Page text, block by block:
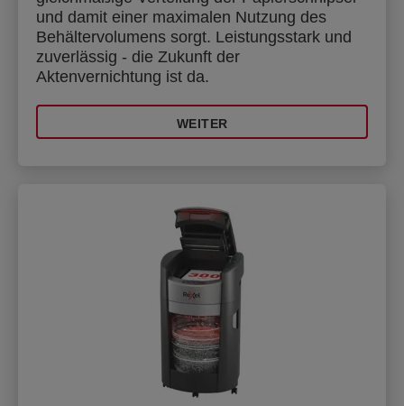
und damit einer maximalen Nutzung des
Behältervolumens sorgt. Leistungsstark und
zuverlässig - die Zukunft der
Aktenvernichtung ist da.
WEITER